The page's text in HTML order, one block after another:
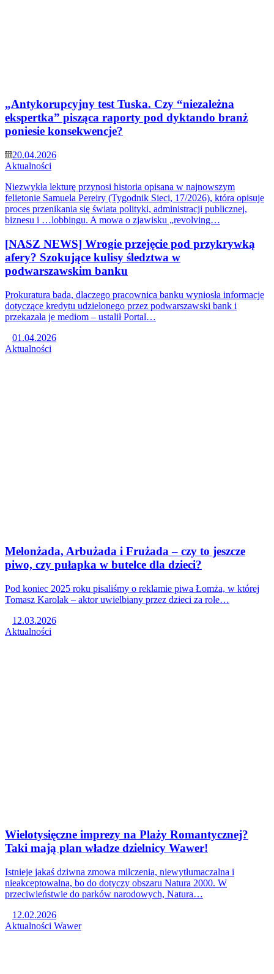
„Antykorupcyjny test Tuska. Czy “niezależna
ekspertka” pisząca raporty pod dyktando branż
poniesie konsekwencje?
20.04.2026
Aktualności
Niezwykła lekturę przynosi historia opisana w najnowszym
felietonie Samuela Pereiry (Tygodnik Sieci, 17/2026), która opisuje
proces przenikania się świata polityki, administracji publicznej,
biznesu i …lobbingu. A mowa o zjawisku „revolving…
[NASZ NEWS] Wrogie przejęcie pod przykrywką
afery? Szokujące kulisy śledztwa w
podwarszawskim banku
Prokuratura bada, dlaczego pracownica banku wyniosła informacje
dotyczące kredytu udzielonego przez podwarszawski bank i
przekazała je mediom – ustalił Portal…
01.04.2026
Aktualności
Melonżada, Arbużada i Frużada – czy to jeszcze
piwo, czy pułapka w butelce dla dzieci?
Pod koniec 2025 roku pisaliśmy o reklamie piwa Łomża, w której
Tomasz Karolak – aktor uwielbiany przez dzieci za role…
12.03.2026
Aktualności
Wielotysięczne imprezy na Plaży Romantycznej?
Taki mają plan władze dzielnicy Wawer!
Istnieje jakaś dziwna zmowa milczenia, niewytłumaczalna i
nieakceptowalna, bo do dotyczy obszaru Natura 2000. W
przeciwieństwie do parków narodowych, Natura…
12.02.2026
Aktualności Wawer